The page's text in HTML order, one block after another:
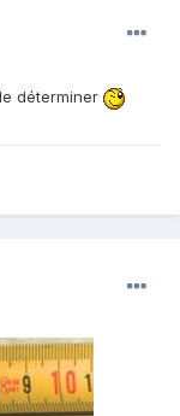
déterminer